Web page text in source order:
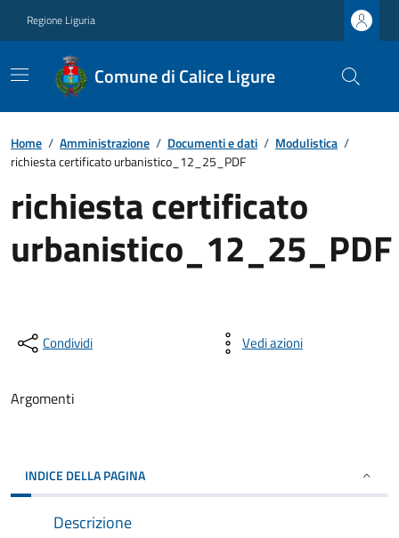
Regione Liguria
Comune di Calice Ligure
Home / Amministrazione / Documenti e dati / Modulistica /
richiesta certificato urbanistico_12_25_PDF
richiesta certificato
urbanistico_12_25_PDF
Condividi Vedi azioni
Argomenti
INDICE DELLA PAGINA
Descrizione